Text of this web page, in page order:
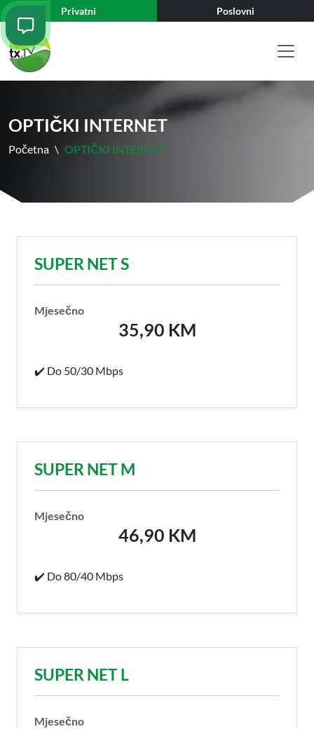
Privatni Poslovni
OPTIČKI INTERNET
Početna \ OPTIČKI INTERNET
SUPER NET S
Mjesečno
35,90 KM
✔️ Do 50/30 Mbps
SUPER NET M
Mjesečno
46,90 KM
✔️ Do 80/40 Mbps
SUPER NET L
Mjesečno